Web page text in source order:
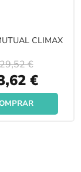
CLIMAX
€
€